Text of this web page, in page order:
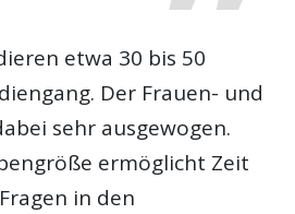
etwa 30 bis 50
Der Frauen- und
sehr ausgewogen.
ermöglicht Zeit
in den